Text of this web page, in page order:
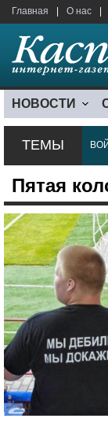
Главная О нас
НОВОСТИ
ТЕМЫ
Пятая